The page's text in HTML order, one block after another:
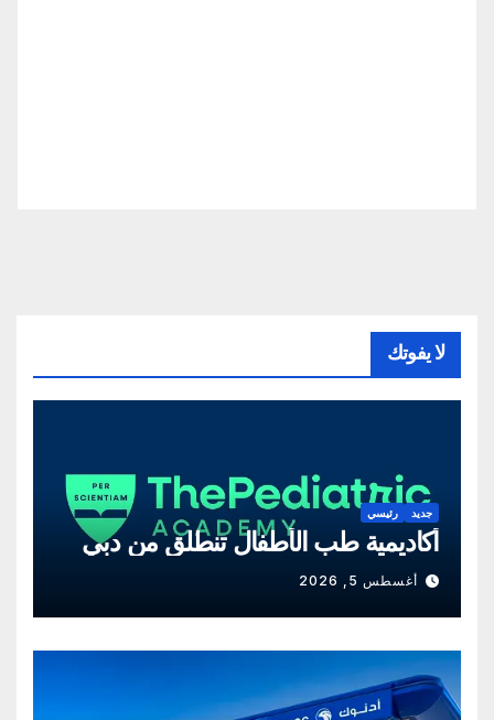
لا يفوتك
جديد رئيسي
أكاديمية طب الأطفال تنطلق من دبي
أغسطس 5, 2026